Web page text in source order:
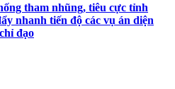
tham nhũng, tiêu cực tỉnh
nhanh tiến độ các vụ án diện
đạo